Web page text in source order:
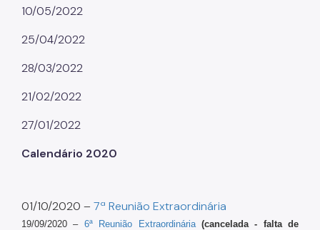
10/05/2022
25/04/2022
28/03/2022
21/02/2022
27/01/2022
Calendário 2020
01/10/2020 – 7ª Reunião Extraordinária
19/09/2020 – 6ª Reunião Extraordinária (cancelada - falta de